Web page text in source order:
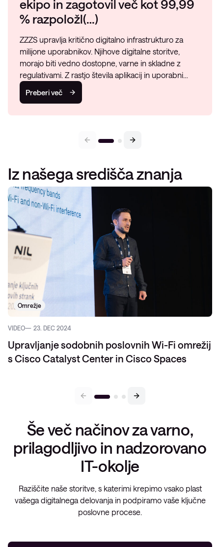
ekipo in zagotovil več kot 99,99
% razpoložl(…)
ZZZS upravlja kritično digitalno infrastrukturo za
milijone uporabnikov. Njihove digitalne storitve,
morajo biti vedno dostopne, varne in skladne z
regulativami. Z rastjo števila aplikacij in uporabni…
Preberi več
Iz našega središča znanja
Omrežje
VIDEO 23. DEC 2024
Upravljanje sodobnih poslovnih Wi-Fi omrežij
s Cisco Catalyst Center in Cisco Spaces
Še več načinov za varno,
prilagodljivo in nadzorovano
IT-okolje
Raziščite naše storitve, s katerimi krepimo vsako plast
vašega digitalnega delovanja in podpiramo vaše ključne
poslovne procese.